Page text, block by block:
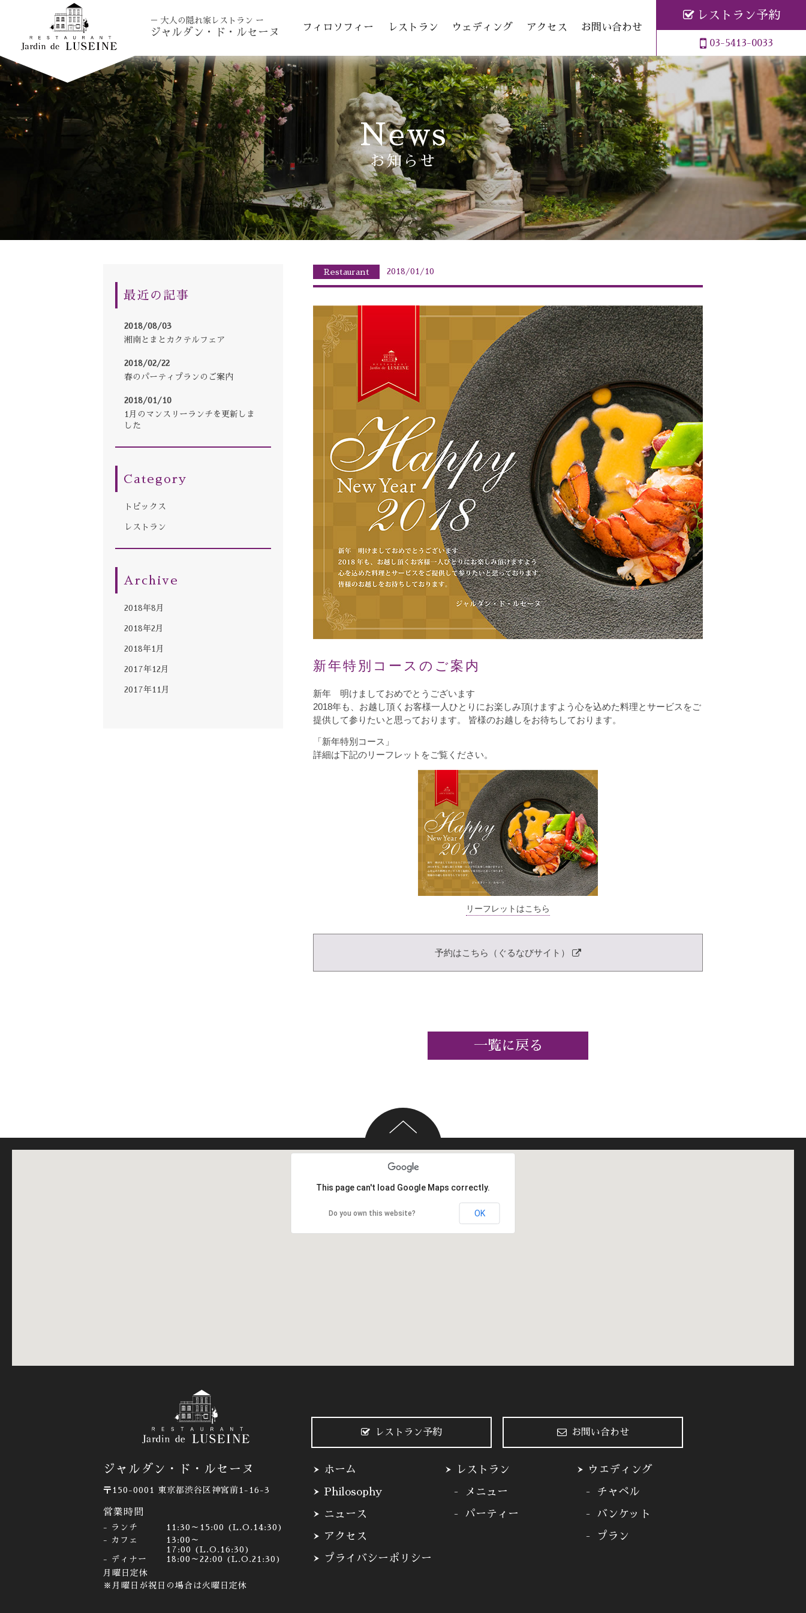
－ 大人の隠れ家レストラン ー
ジャルダン・ド・ルセーヌ
レストラン予約
03-5413-0033
フィロソフィー レストラン ウェディング アクセス お問い合わせ
News
お知らせ
Restaurant 2018/01/10
新年特別コースのご案内
新年 明けましておめでとうございます
2018年も、お越し頂くお客様一人ひとりにお楽しみ頂けますよう心を込めた料理とサービスをご
提供して参りたいと思っております。 皆様のお越しをお待ちしております。
「新年特別コース」
詳細は下記のリーフレットをご覧ください。
リーフレットはこちら
予約はこちら（ぐるなびサイト）
一覧に戻る
最近の記事
2018/08/03
湘南とまとカクテルフェア
2018/02/22
春のパーティプランのご案内
2018/01/10
1月のマンスリーランチを更新しま
した
Category
トピックス
レストラン
Archive
2018年8月
2018年2月
2018年1月
2017年12月
2017年11月
This page can't load Google Maps correctly.
Do you own this website? OK
ジャルダン・ド・ルセーヌ
〒150-0001 東京都渋谷区神宮前1-16-3
営業時間
ランチ
11:30～15:00 (L.O.14:30)
カフェ
13:00～
17:00 (L.O.16:30)
ディナー
18:00～22:00 (L.O.21:30)
月曜日定休
※月曜日が祝日の場合は火曜日定休
レストラン予約 お問い合わせ
ホーム
Philosophy
ニュース
アクセス
プライバシーポリシー
レストラン
メニュー
パーティー
ウエディング
チャペル
バンケット
プラン